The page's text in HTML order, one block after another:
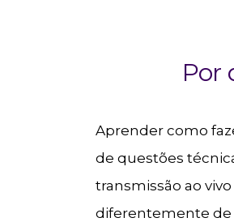
Por
Aprender como
de questões
transmissão ao
diferentemente de